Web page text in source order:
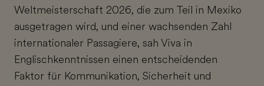
Weltmeisterschaft 2026, die zum Teil in Mexiko
ausgetragen wird, und einer wachsenden Zahl
internationaler Passagiere, sah Viva in
Englischkenntnissen einen entscheidenden
Faktor für Kommunikation, Sicherheit und